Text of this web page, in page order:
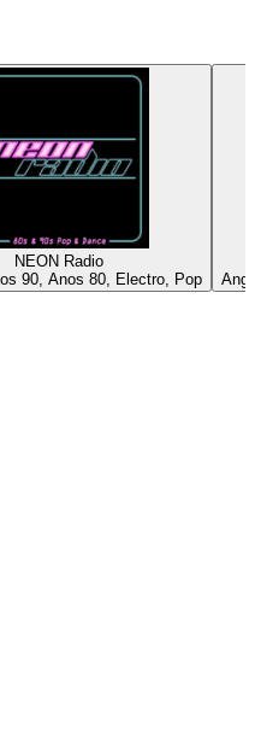
NEON Radio
90, Anos 80, Electro, Pop